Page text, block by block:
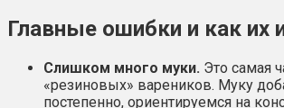
Главные ошибки и как их
Слишком много муки. Это самая
«резиновых» вареников. Муку
постепенно, ориентируемся на